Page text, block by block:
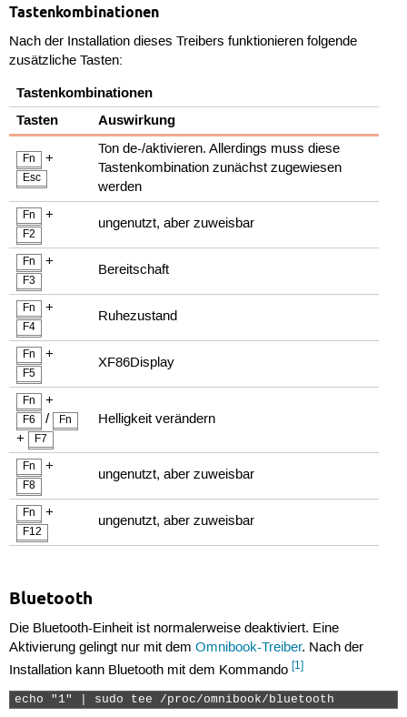
Tastenkombinationen
Nach der Installation dieses Treibers funktionieren folgende
zusätzliche Tasten:
Tastenkombinationen
Tasten
Auswirkung
Fn +
Esc
Ton de-/aktivieren. Allerdings muss diese
Tastenkombination zunächst zugewiesen
werden
Fn +
F2
ungenutzt, aber zuweisbar
Fn +
F3
Bereitschaft
Fn +
F4
Ruhezustand
Fn +
F5
XF86Display
Fn +
F6 / Fn
+ F7
Helligkeit verändern
Fn +
F8
ungenutzt, aber zuweisbar
Fn +
F12
ungenutzt, aber zuweisbar
Bluetooth
Die Bluetooth-Einheit ist normalerweise deaktiviert. Eine
Aktivierung gelingt nur mit dem Omnibook-Treiber. Nach der
Installation kann Bluetooth mit dem Kommando [1]
echo "1" | sudo tee /proc/omnibook/bluetooth